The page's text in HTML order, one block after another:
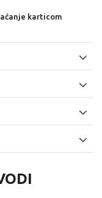
karticom